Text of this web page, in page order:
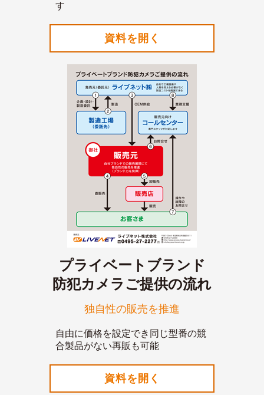
す
資料を開く
プライベートブランド
防犯カメラご提供の流れ
独自性の販売を推進
自由に価格を設定でき同じ型番の競
合製品がない再販も可能
資料を開く